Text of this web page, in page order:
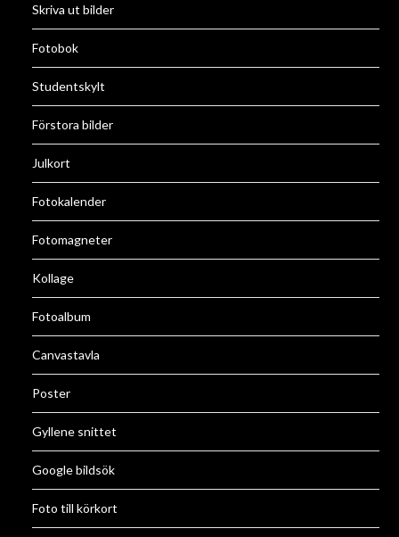
Skriva ut bilder
Fotobok
Studentskylt
Förstora bilder
Julkort
Fotokalender
Fotomagneter
Kollage
Fotoalbum
Canvastavla
Poster
Gyllene snittet
Google bildsök
Foto till körkort